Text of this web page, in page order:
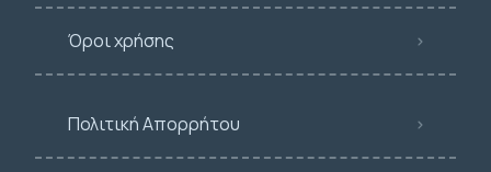
Όροι χρήσης
Πολιτική Απορρήτου